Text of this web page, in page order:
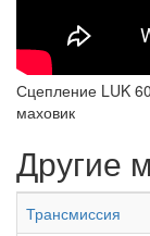
Сцепление LUK
маховик
Другие
Трансмиссия